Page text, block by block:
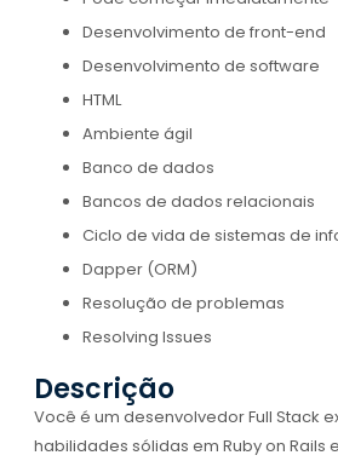
Desenvolvimento de front-end
Desenvolvimento de software
HTML
Ambiente ágil
Banco de dados
Bancos de dados relacionais
Ciclo de vida de sistemas de
Dapper (ORM)
Resolução de problemas
Resolving Issues
Descrição
Você é um desenvolvedor Full Stack
habilidades sólidas em Ruby on Rails